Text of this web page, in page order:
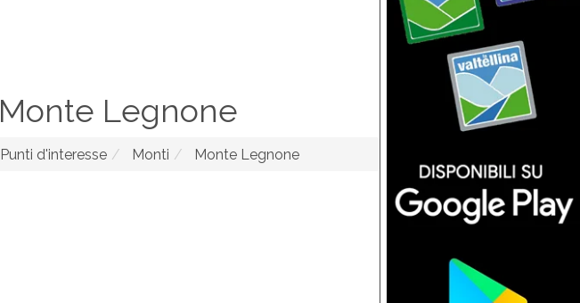
Monte Legnone
Punti d'interesse Monti Monte Legnone